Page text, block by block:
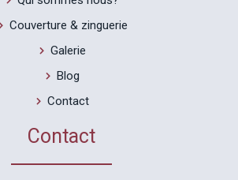
Couverture & zinguerie
Galerie
Blog
Contact
Contact